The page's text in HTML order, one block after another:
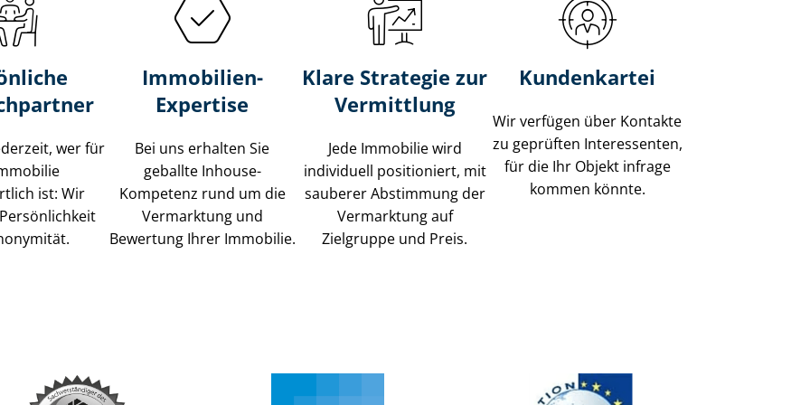
wer für
ist: Wir
Immobilien-
Expertise
Bei uns erhalten Sie
geballte Inhouse-
Kompetenz rund um die
Vermarktung und
Bewertung Ihrer Immobilie.
Klare Strategie zur
Vermittlung
Jede Immobilie wird
individuell positioniert, mit
sauberer Abstimmung der
Vermarktung auf
Zielgruppe und Preis.
Kundenkartei
Wir verfügen über Kontakte
zu geprüften Interessenten,
für die Ihr Objekt infrage
kommen könnte.